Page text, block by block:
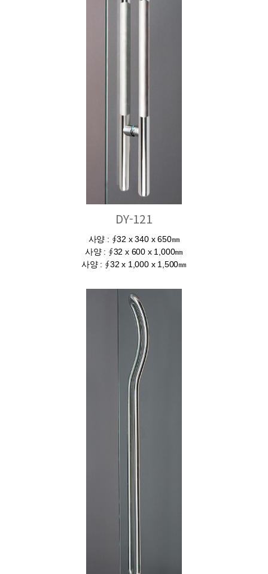
DY-121
사양 : ∮32 x 340 x 650㎜
사양 : ∮32 x 600 x 1,000㎜
사양 : ∮32 x 1,000 x 1,500㎜